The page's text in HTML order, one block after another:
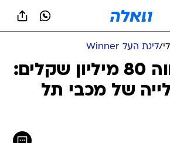
/ליגת העל Winner
השער השווה 80 מיליון שקלים:
של מכבי תל